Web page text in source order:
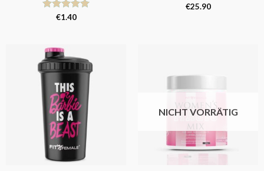
Bewertet
€1.40
Bewertet
€25.90
NICHT VORRÄTIG